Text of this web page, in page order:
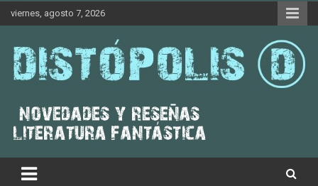
viernes, agosto 7, 2026
Distópolis